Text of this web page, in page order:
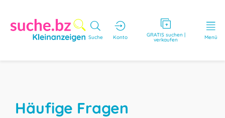
Suche Konto GRATIS suchen |
verkaufen Menü
Häufige Fragen